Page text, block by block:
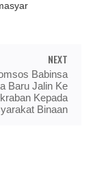
NEXT
Babinsa
Baru Jalin Ke
Kepada
Binaan